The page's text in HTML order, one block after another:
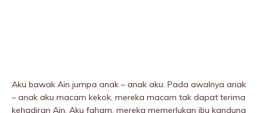
Aku bawak Ain jumpa anak – anak aku. Pada awalnya anak
– anak aku macam kekok, mereka macam tak dapat terima
kehadiran Ain. Aku faham, mereka memerIukan ibu kandung